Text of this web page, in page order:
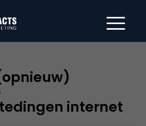
internet